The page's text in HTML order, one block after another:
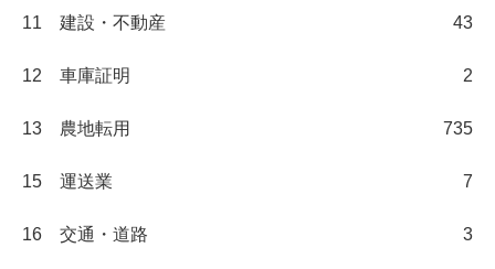
11 建設・不動産 43
12 車庫証明 2
13 農地転用 735
15 運送業 7
16 交通・道路 3